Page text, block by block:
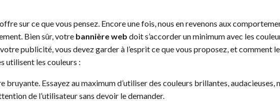
sur ce que vous pensez. Encore une fois, nous en revenons aux
Bien sûr, votre bannière web doit s’accorder un minimum avec les
publicité, vous devez garder à l’esprit ce que vous proposez, et comment
utilisent les couleurs :
Essayez au maximum d’utiliser des couleurs brillantes, audacieuses,
de l’utilisateur sans devoir le demander.